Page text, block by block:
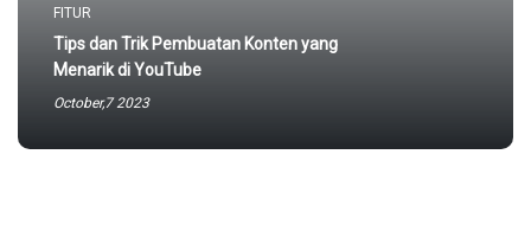
FITUR
Tips dan Trik Pembuatan Konten yang
Menarik di YouTube
October,7 2023